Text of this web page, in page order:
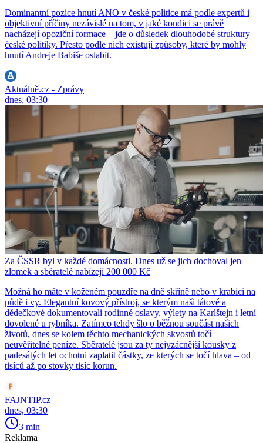
Dominantní pozice hnutí ANO v české politice má podle expertů i
objektivní příčiny nezávislé na tom, v jaké kondici se právě
nacházejí opoziční formace – jde o důsledek dlouhodobé struktury
české politiky. Přesto podle nich existují způsoby, které by mohly
hnutí Andreje Babiše oslabit.
Aktuálně.cz - Zprávy
dnes, 03:30
Za ČSSR byl v každé domácnosti. Dnes už se jich dochoval jen
zlomek a sběratelé nabízejí 200 000 Kč
Možná ho máte v koženém pouzdře na dně skříně nebo v krabici na
půdě i vy. Elegantní kovový přístroj, se kterým naši tátové a
dědečkové dokumentovali rodinné oslavy, výlety na Karlštejn i letní
dovolené u rybníka. Zatímco tehdy šlo o běžnou součást našich
životů, dnes se kolem těchto mechanických skvostů točí
neuvěřitelné peníze. Sběratelé jsou za ty nejvzácnější kousky z
padesátých let ochotni zaplatit částky, ze kterých se točí hlava – od
tisíců až po stovky tisíc korun.
FAJNTIP.cz
dnes, 03:30
3 min
Reklama